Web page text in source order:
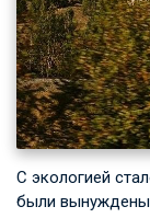
С экологией
были вынуждены